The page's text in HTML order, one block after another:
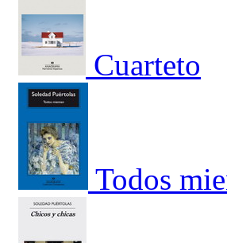
Cuarteto
Todos